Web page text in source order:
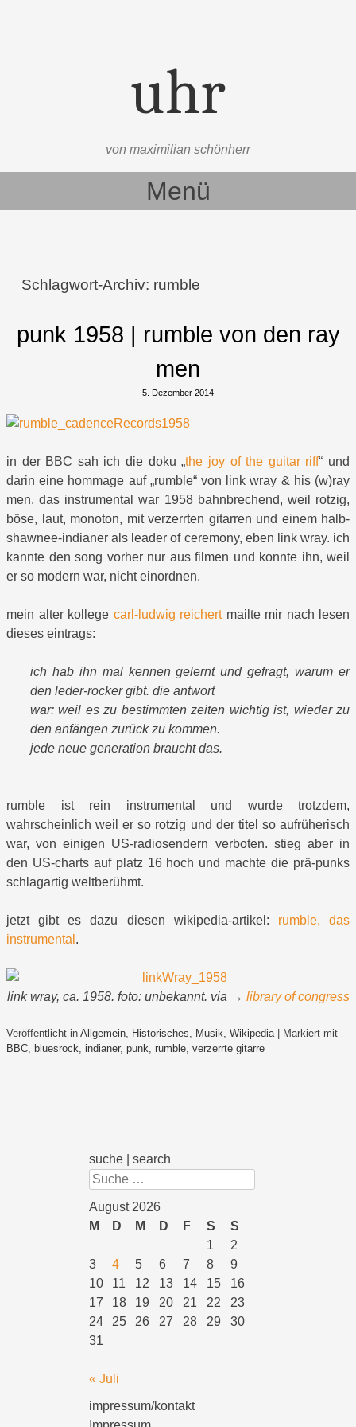
uhr
von maximilian schönherr
Menü
Schlagwort-Archiv: rumble
punk 1958 | rumble von den ray
men
5. Dezember 2014
in der BBC sah ich die doku „the joy of the guitar riff“ und
darin eine hommage auf „rumble“ von link wray & his (w)ray
men. das instrumental war 1958 bahnbrechend, weil rotzig,
böse, laut, monoton, mit verzerrten gitarren und einem halb-
shawnee-indianer als leader of ceremony, eben link wray. ich
kannte den song vorher nur aus filmen und konnte ihn, weil
er so modern war, nicht einordnen.
mein alter kollege carl-ludwig reichertmailte mir nach lesen
dieses eintrags:
ich hab ihn mal kennen gelernt und gefragt, warum er
den leder-rocker gibt. die antwort
war: weil es zu bestimmten zeiten wichtig ist, wieder zu
den anfängen zurück zu kommen.
jede neue generation braucht das.
rumble ist rein instrumental und wurde trotzdem,
wahrscheinlich weil er so rotzig und der titel so aufrüherisch
war, von einigen US-radiosendern verboten. stieg aber in
den US-charts auf platz 16 hoch und machte die prä-punks
schlagartig weltberühmt.
jetzt gibt es dazu diesen wikipedia-artikel: rumble, das
instrumental .
link wray, ca. 1958. foto: unbekannt. via → library of congress
Veröffentlicht in Allgemein, Historisches, Musik, Wikipedia
Markiert mit
BBC, bluesrock, indianer, punk, rumble, verzerrte gitarre
suche | search
Suchen
August 2026
M
D M D F S
S
1
2
3
4 5 6 7 8
9
10
11 12 13 14 15
16
17
18 19 20 21 22
23
24
25 26 27 28 29
30
31
« Juli
impressum/kontakt